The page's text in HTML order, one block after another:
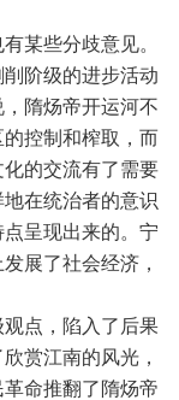
某些分歧意见。
削阶级的进步活动
隋炀帝开运河不
控制和榨取，而
的交流有了需要
在统治者的意识
呈现出来的。宁
展了社会经济，
观点，陷入了后果
赏江南的风光，
命推翻了隋炀帝